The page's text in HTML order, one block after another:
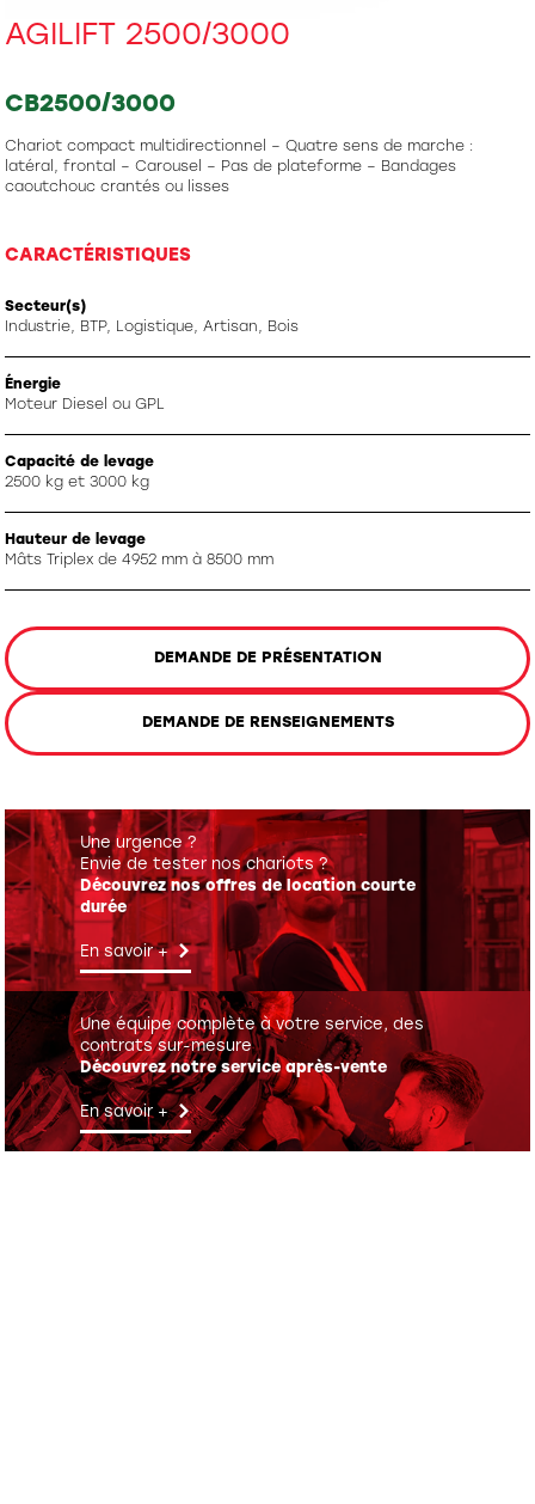
AGILIFT 2500/3000
CB2500/3000
Chariot compact multidirectionnel – Quatre sens de marche :
latéral, frontal – Carousel – Pas de plateforme – Bandages
caoutchouc crantés ou lisses
CARACTÉRISTIQUES
Secteur(s)
Industrie, BTP, Logistique, Artisan, Bois
Énergie
Moteur Diesel ou GPL
Capacité de levage
2500 kg et 3000 kg
Hauteur de levage
Mâts Triplex de 4952 mm à 8500 mm
DEMANDE DE PRÉSENTATION
DEMANDE DE RENSEIGNEMENTS
Une urgence ?
Envie de tester nos chariots ?
Découvrez nos offres de location courte
durée
En savoir +
Une équipe complète à votre service, des
contrats sur-mesure
Découvrez notre service après-vente
En savoir +